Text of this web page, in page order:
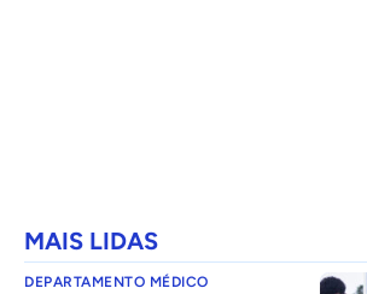
MAIS LIDAS
DEPARTAMENTO MÉDICO